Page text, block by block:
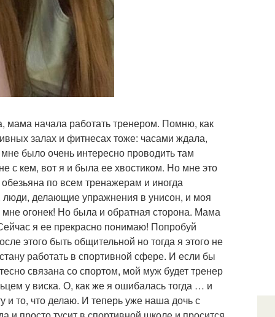
мама начала работать тренером. Помню, как
залах и фитнесах тоже: часами ждала,
было очень интересно проводить там
с кем, вот я и была ее хвостиком. Но мне это
по всем тренажерам и иногда
делающие упражнения в унисон, и моя
огонек! Но была и обратная сторона. Мама
я ее прекрасно понимаю! Попробуй
этого быть общительной но тогда я этого не
работать в спортивной сфере. И если бы
связана со спортом, мой муж будет тренер
у виска. О, как же я ошибалась тогда … и
то, что делаю. И теперь уже наша дочь с